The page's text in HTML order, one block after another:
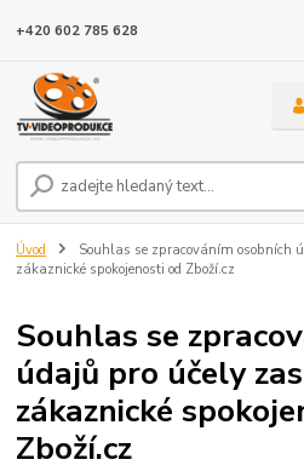
+420 602 785 628
Úvod
Souhlas se zpracováním osobních
zákaznické spokojenosti od Zboží.cz
Souhlas se
údajů pro účely
zákaznické
Zboží.cz